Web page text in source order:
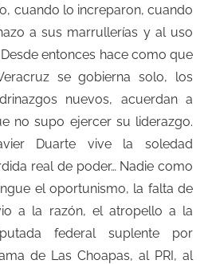
cuando lo increparon, cuando
a sus marrullerías y al uso
entonces hace como que
se gobierna solo, los
nuevos, acuerdan a
no supo ejercer su liderazgo.
Duarte vive la soledad
real de poder… Nadie como
el oportunismo, la falta de
a la razón, el atropello a la
federal suplente por
de Las Choapas, al PRI, al